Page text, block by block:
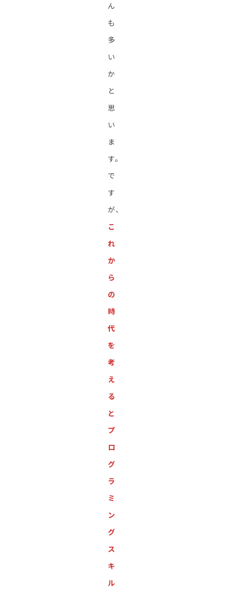
ん
も
多
い
か
と
思
い
ま
す。
で
す
が、
こ
れ
か
ら
の
時
代
を
考
え
る
と
プ
ロ
グ
ラ
ミ
ン
グ
ス
キ
ル